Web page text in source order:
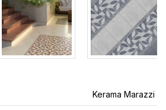
Kerama Marazzi